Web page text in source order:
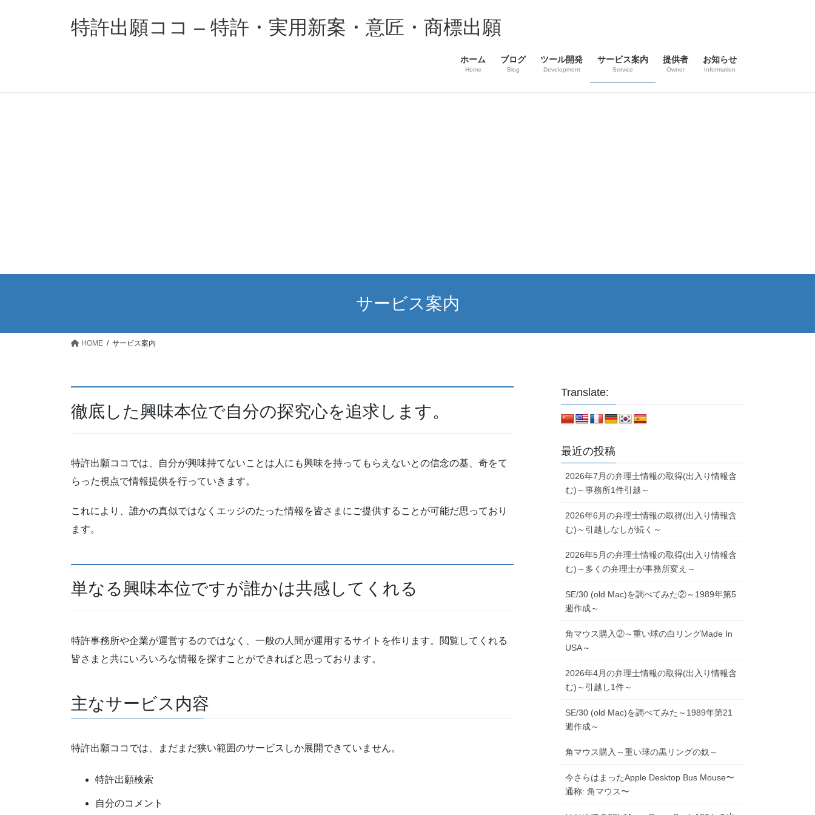
特許出願ココ – 特許・実用新案・意匠・商標出願
ホーム
Home
ブログ
Blog
ツール開発
Development
サービス案内
Service
提供者
Owner
お知らせ
Information
サービス案内
HOME サービス案内
徹底した興味本位で自分の探究心を追求します。
特許出願ココでは、自分が興味持てないことは人にも興味を持ってもらえないとの信念の基、奇をて
らった視点で情報提供を行っていきます。
これにより、誰かの真似ではなくエッジのたった情報を皆さまにご提供することが可能だ思っており
ます。
単なる興味本位ですが誰かは共感してくれる
特許事務所や企業が運営するのではなく、一般の人間が運用するサイトを作ります。閲覧してくれる
皆さまと共にいろいろな情報を探すことができればと思っております。
主なサービス内容
特許出願ココでは、まだまだ狭い範囲のサービスしか展開できていません。
特許出願検索
自分のコメント
Translate:
最近の投稿
2026年7月の弁理士情報の取得(出入り情報含
む)～事務所1件引越～
2026年6月の弁理士情報の取得(出入り情報含
む)～引越しなしが続く～
2026年5月の弁理士情報の取得(出入り情報含
む)～多くの弁理士が事務所変え～
SE/30 (old Mac)を調べてみた②～1989年第5
週作成～
角マウス購入②～重い球の白リングMade In
USA～
2026年4月の弁理士情報の取得(出入り情報含
む)～引越し1件～
SE/30 (old Mac)を調べてみた～1989年第21
週作成～
角マウス購入～重い球の黒リングの奴～
今さらはまったApple Desktop Bus Mouse〜
通称: 角マウス〜